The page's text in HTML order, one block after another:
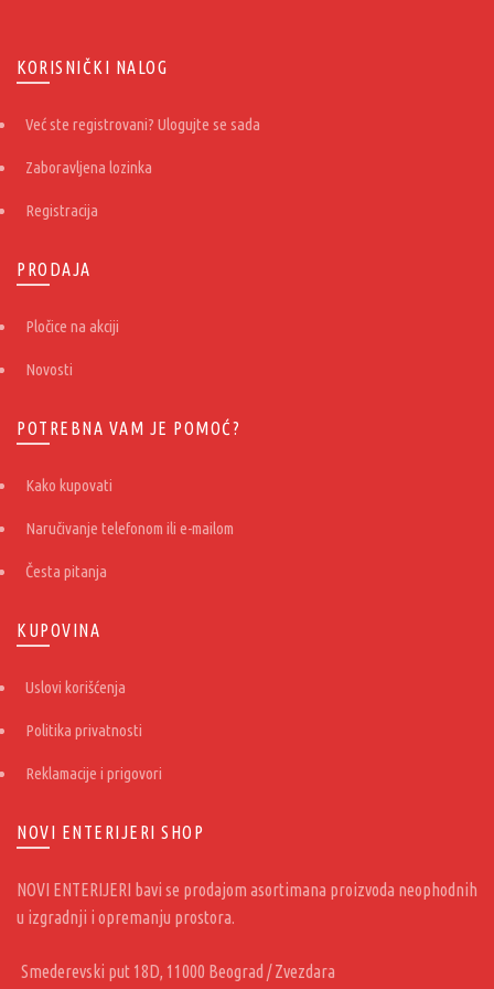
KORISNIČKI NALOG
Već ste registrovani? Ulogujte se sada
Zaboravljena lozinka
Registracija
PRODAJA
Pločice na akciji
Novosti
POTREBNA VAM JE POMOĆ?
Kako kupovati
Naručivanje telefonom ili e-mailom
Česta pitanja
KUPOVINA
Uslovi korišćenja
Politika privatnosti
Reklamacije i prigovori
NOVI ENTERIJERI SHOP
NOVI ENTERIJERI bavi se prodajom asortimana proizvoda neophodnih
u izgradnji i opremanju prostora.
Smederevski put 18D, 11000 Beograd / Zvezdara